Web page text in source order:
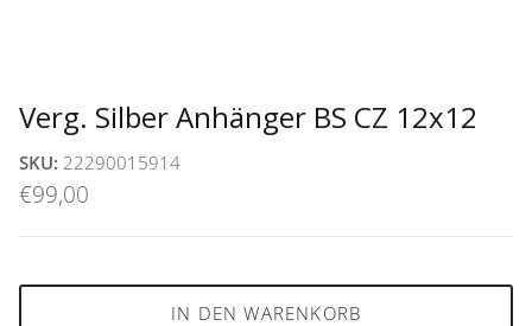
Verg. Silber Anhänger BS CZ 12x12
SKU: 22290015914
€99,00
IN DEN WARENKORB